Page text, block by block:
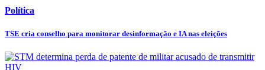
Política
TSE cria conselho para monitorar desinformação e IA nas eleições